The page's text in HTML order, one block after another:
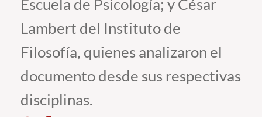
Estudiantes
Académicos
Funcionarios
Alumni
Escuela de Psicología; y César
Lambert del Instituto de
Filosofía, quienes analizaron el
documento desde sus respectivas
disciplinas.